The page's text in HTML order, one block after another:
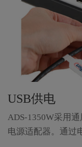
USB供电
ADS-1350W采用
电源适配器。通过